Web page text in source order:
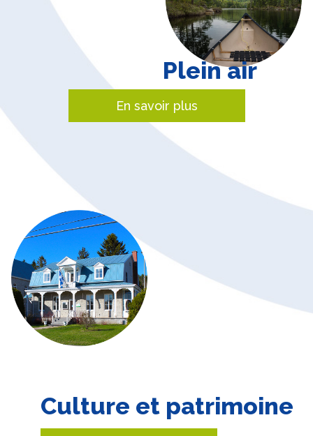
Plein air
En savoir plus
Culture et patrimoine